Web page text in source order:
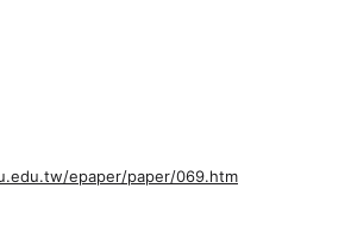
epaper/paper/069.htm